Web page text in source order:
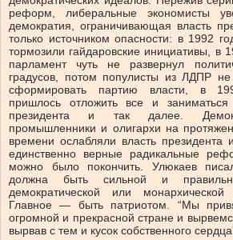
реформ, либеральные экономисты
демократия, ограничивающая власть
только источником опасности: в 1992
тормозили гайдаровские инициативы, в
парламент чуть не развернул
градусов, потом популисты из ЛДПР
сформировать партию власти, в
пришлось отложить все и заниматься
президента и так далее.
промышленники и олигархи на
времени ослабляли власть президента
единственно верные радикальные
можно было покончить. Улюкаев
должна быть сильной и
демократической или
Главное — быть патриотом. “Мы
огромной и прекрасной стране и
вырвав с тем и кусок собственного